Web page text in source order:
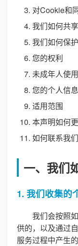
对Cookie和
我们如何共
我们如何保
您的权利
未成年人使
您的个人信
适用范围
本声明如何
如何联系我们
一、我们
1. 我们收集的
我们会按照
供的，以及通过
服务过程中产生的